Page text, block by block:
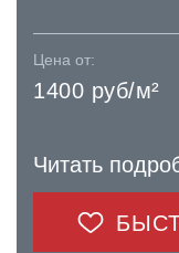
Цена от:
1400 руб/м²
Читать